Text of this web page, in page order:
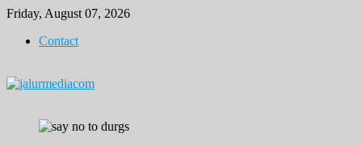
Skip
content
Friday, August 07, 2026
Contact